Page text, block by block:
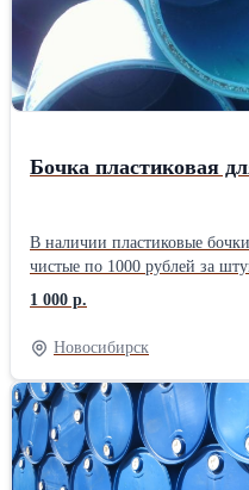
Бочка пластиковая
В наличии пластиковые
чистые по 1000 рублей за
хомуте, из под типографской
227 литров с двумя
штуку. 227 литров
по 1500 рублей за штуку. Наш адрес: г. Новосибирск, ул.
Автомобилистов проезд, 2/4
пятницу с 9 до 18 часов, без
воскресение.
1 000 р.
Новосибирск